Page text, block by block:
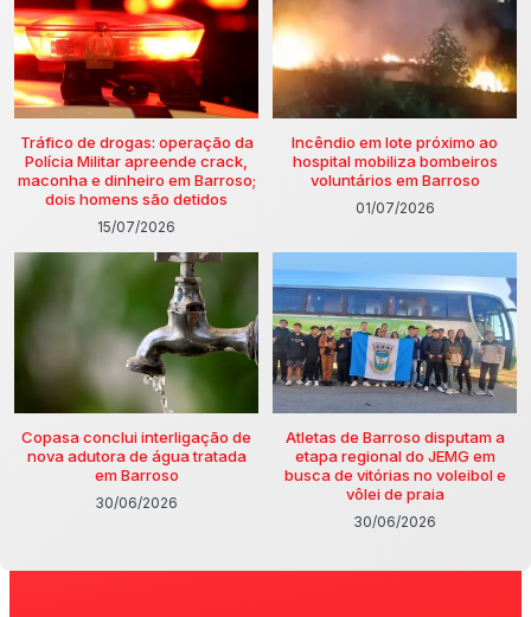
Tráfico de drogas: operação da
Polícia Militar apreende crack,
maconha e dinheiro em Barroso;
dois homens são detidos
15/07/2026
Incêndio em lote próximo ao
hospital mobiliza bombeiros
voluntários em Barroso
01/07/2026
Copasa conclui interligação de
nova adutora de água tratada
em Barroso
30/06/2026
Atletas de Barroso disputam a
etapa regional do JEMG em
busca de vitórias no voleibol e
vôlei de praia
30/06/2026